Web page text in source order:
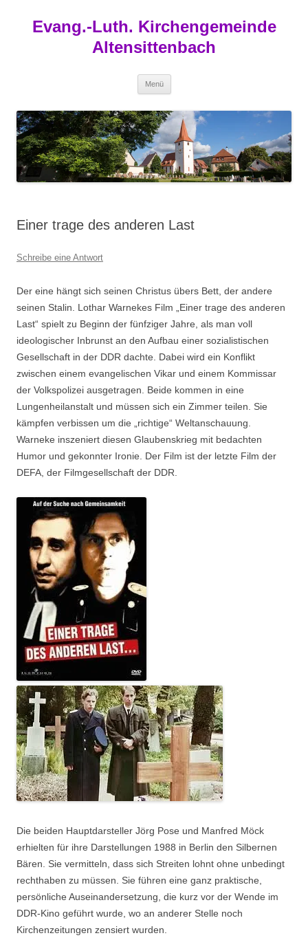
springen
Evang.-Luth. Kirchengemeinde
Altensittenbach
Menü
Einer trage des anderen Last
Schreibe eine Antwort
Der eine hängt sich seinen Christus übers Bett, der andere
seinen Stalin. Lothar Warnekes Film „Einer trage des anderen
Last“ spielt zu Beginn der fünfziger Jahre, als man voll
ideologischer Inbrunst an den Aufbau einer sozialistischen
Gesellschaft in der DDR dachte. Dabei wird ein Konflikt
zwischen einem evangelischen Vikar und einem Kommissar
der Volkspolizei ausgetragen. Beide kommen in eine
Lungenheilanstalt und müssen sich ein Zimmer teilen. Sie
kämpfen verbissen um die „richtige“ Weltanschauung.
Warneke inszeniert diesen Glaubenskrieg mit bedachten
Humor und gekonnter Ironie. Der Film ist der letzte Film der
DEFA, der Filmgesellschaft der DDR.
Die beiden Hauptdarsteller Jörg Pose und Manfred Möck
erhielten für ihre Darstellungen 1988 in Berlin den Silbernen
Bären. Sie vermitteln, dass sich Streiten lohnt ohne unbedingt
rechthaben zu müssen. Sie führen eine ganz praktische,
persönliche Auseinandersetzung, die kurz vor der Wende im
DDR-Kino geführt wurde, wo an anderer Stelle noch
Kirchenzeitungen zensiert wurden.